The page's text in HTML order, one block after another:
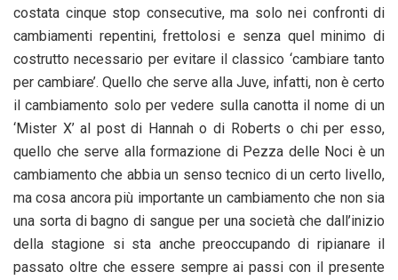
costata cinque stop consecutive, ma solo nei confronti di
cambiamenti repentini, frettolosi e senza quel minimo di
costrutto necessario per evitare il classico ‘cambiare tanto
per cambiare’. Quello che serve alla Juve, infatti, non è certo
il cambiamento solo per vedere sulla canotta il nome di un
‘Mister X’ al post di Hannah o di Roberts o chi per esso,
quello che serve alla formazione di Pezza delle Noci è un
cambiamento che abbia un senso tecnico di un certo livello,
ma cosa ancora più importante un cambiamento che non sia
una sorta di bagno di sangue per una società che dall’inizio
della stagione si sta anche preoccupando di ripianare il
passato oltre che essere sempre ai passi con il presente